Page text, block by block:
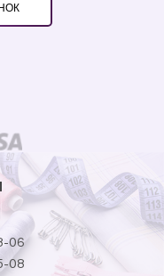
06
08